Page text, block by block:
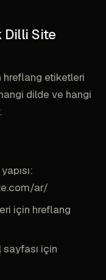
Dilli Site
hreflang etiketleri
dilde ve hangi
ar/
için hreflang
için